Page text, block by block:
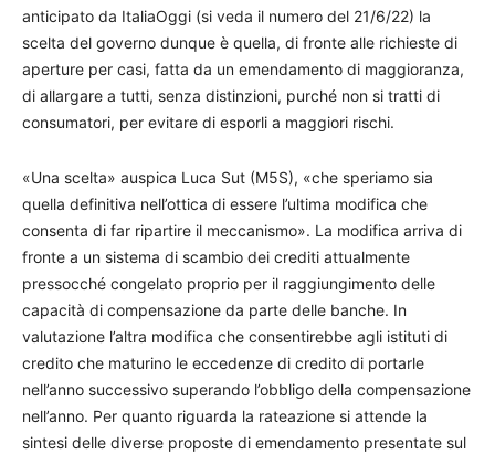
anticipato da ItaliaOggi (si veda il numero del 21/6/22) la
scelta del governo dunque è quella, di fronte alle richieste di
aperture per casi, fatta da un emendamento di maggioranza,
di allargare a tutti, senza distinzioni, purché non si tratti di
consumatori, per evitare di esporli a maggiori rischi.
«Una scelta» auspica Luca Sut (M5S), «che speriamo sia
quella definitiva nell’ottica di essere l’ultima modifica che
consenta di far ripartire il meccanismo». La modifica arriva di
fronte a un sistema di scambio dei crediti attualmente
pressocché congelato proprio per il raggiungimento delle
capacità di compensazione da parte delle banche. In
valutazione l’altra modifica che consentirebbe agli istituti di
credito che maturino le eccedenze di credito di portarle
nell’anno successivo superando l’obbligo della compensazione
nell’anno. Per quanto riguarda la rateazione si attende la
sintesi delle diverse proposte di emendamento presentate sul